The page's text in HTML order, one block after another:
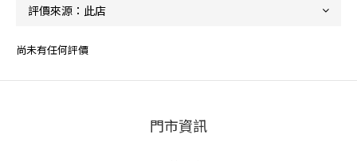
尚未有任何評價
門市資訊